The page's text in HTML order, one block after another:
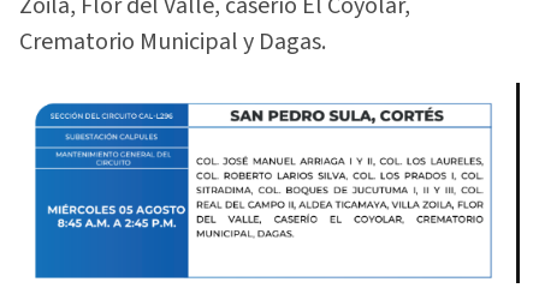
Crematorio Municipal y Dagas.